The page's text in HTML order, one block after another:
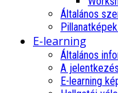
Általános
E-learning
Általános
A
E-learning